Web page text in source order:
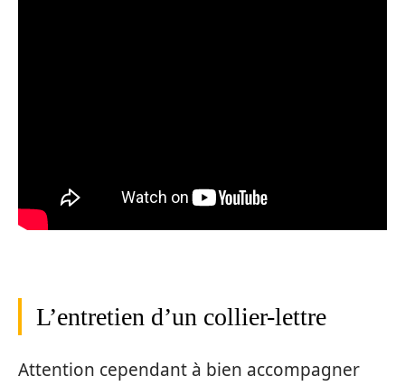
L’entretien d’un collier-lettre
Attention cependant à bien accompagner